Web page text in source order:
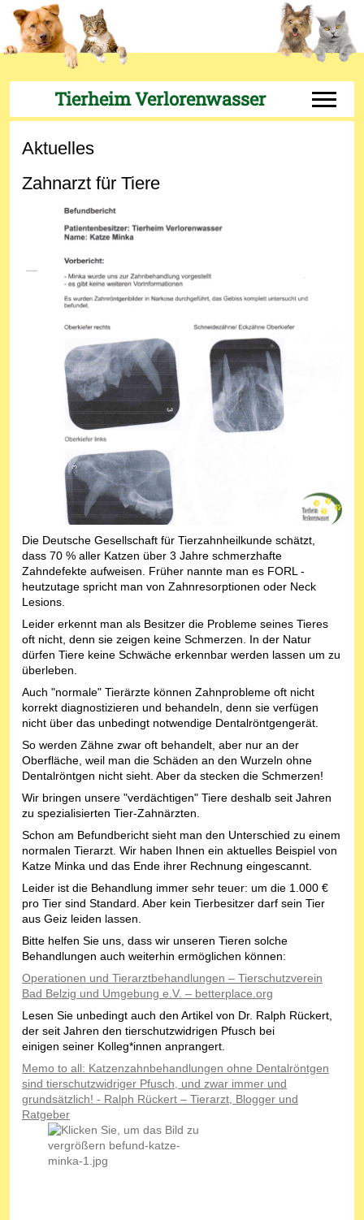
Tierheim Verlorenwasser Off-
Aktuelles
Zahnarzt für Tiere
Die Deutsche Gesellschaft für Tierzahnheilkunde schätzt,
dass 70 % aller Katzen über 3 Jahre schmerzhafte
Zahndefekte aufweisen. Früher nannte man es FORL -
heutzutage spricht man von Zahnresorptionen oder Neck
Lesions.
Leider erkennt man als Besitzer die Probleme seines Tieres
oft nicht, denn sie zeigen keine Schmerzen. In der Natur
dürfen Tiere keine Schwäche erkennbar werden lassen um zu
überleben.
Auch "normale" Tierärzte können Zahnprobleme oft nicht
korrekt diagnostizieren und behandeln, denn sie verfügen
nicht über das unbedingt notwendige Dentalröntgengerät.
So werden Zähne zwar oft behandelt, aber nur an der
Oberfläche, weil man die Schäden an den Wurzeln ohne
Dentalröntgen nicht sieht. Aber da stecken die Schmerzen!
Wir bringen unsere "verdächtigen" Tiere deshalb seit Jahren
zu spezialisierten Tier-Zahnärzten.
Schon am Befundbericht sieht man den Unterschied zu einem
normalen Tierarzt. Wir haben Ihnen ein aktuelles Beispiel von
Katze Minka und das Ende ihrer Rechnung eingescannt.
Leider ist die Behandlung immer sehr teuer: um die 1.000 €
pro Tier sind Standard. Aber kein Tierbesitzer darf sein Tier
aus Geiz leiden lassen.
Bitte helfen Sie uns, dass wir unseren Tieren solche
Behandlungen auch weiterhin ermöglichen können:
Operationen und Tierarztbehandlungen – Tierschutzverein
Bad Belzig und Umgebung e.V. – betterplace.org
Lesen Sie unbedingt auch den Artikel von Dr. Ralph Rückert,
der seit Jahren den tierschutzwidrigen Pfusch bei
einigen seiner Kolleg*innen anprangert.
Memo to all: Katzenzahnbehandlungen ohne Dentalröntgen
sind tierschutzwidriger Pfusch, und zwar immer und
grundsätzlich! - Ralph Rückert – Tierarzt, Blogger und
Ratgeber